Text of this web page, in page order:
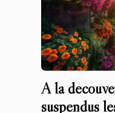
A la
suspendus